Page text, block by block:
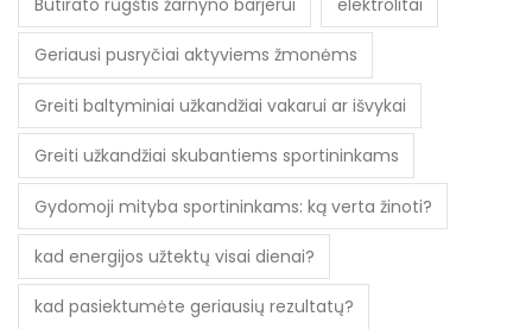
Butirato rūgštis žarnyno barjerui elektrolitai
Geriausi pusryčiai aktyviems žmonėms
Greiti baltyminiai užkandžiai vakarui ar išvykai
Greiti užkandžiai skubantiems sportininkams
Gydomoji mityba sportininkams: ką verta žinoti?
kad energijos užtektų visai dienai?
kad pasiektumėte geriausių rezultatų?